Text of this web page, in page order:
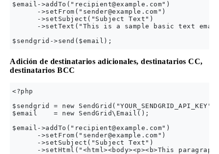
$email->addTo(" recipient@example.com")
      ->setFrom("
sender@example.com ")
      ->setSubject("Subject Text")
->setText("This is a sample basic text
Adición de destinatarios adicionales, destinatarios CC,
destinatarios BCC
<?php
$sendgrid = new
$email    = new SendGrid\Email();
$email->addTo(" recipient@example.com")
      ->setFrom("
sender@example.com ")
      ->setSubject("Subject Text")
->setHtml("<html><body><p><b>This